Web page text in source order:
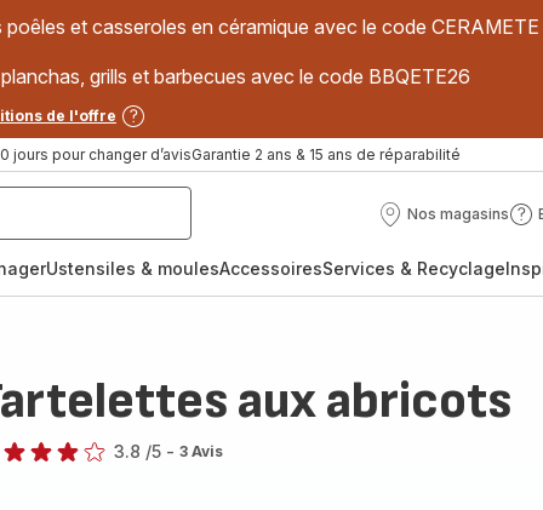
et casseroles en céramique avec le code CERAMETE
grills et barbecues avec le code BBQETE26
de l'offre
jours pour changer d’avisGarantie 2 ans & 15 ans de réparabilité
Nos magasins
Nos
?
Ustensiles & moulesAccessoiresServices & Recyclage
aux abricots
3.8 /5 - 3 Avis